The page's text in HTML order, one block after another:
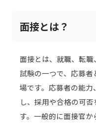
面接とは？
面接とは、就職、転
試験の一つで、応募
場です。応募者の能
し、採用や合格の可
す。一般的に面接官